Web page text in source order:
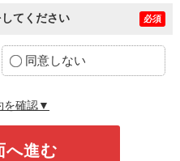
てください 必須
同意しない
を確認▼